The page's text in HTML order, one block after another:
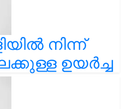
നിന്ന്
ഉയർച്ച